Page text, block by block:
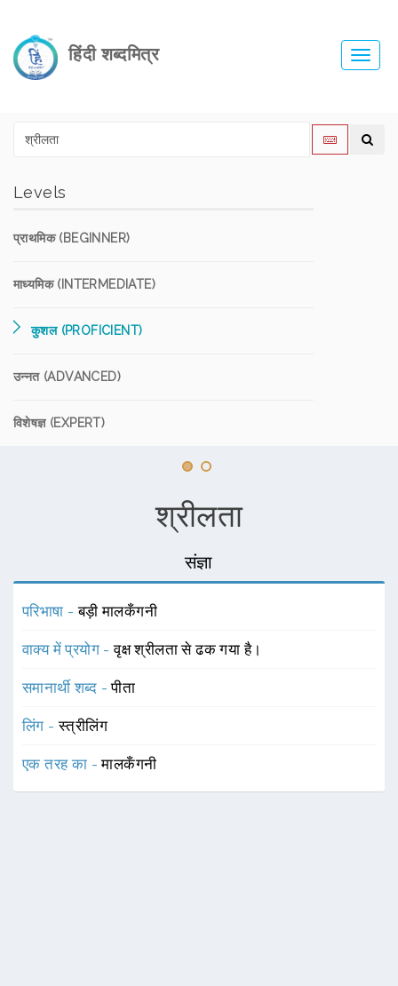
हिंदी शब्दमित्र
Levels
प्राथमिक (BEGINNER)
माध्यमिक (INTERMEDIATE)
कुशल (PROFICIENT)
उन्नत (ADVANCED)
विशेषज्ञ (EXPERT)
श्रीलता
संज्ञा
परिभाषा -बड़ी मालकँगनी
वाक्य में प्रयोग -वृक्ष श्रीलता से ढक गया है।
समानार्थी शब्द -पीता
लिंग -स्त्रीलिंग
एक तरह का -मालकँगनी